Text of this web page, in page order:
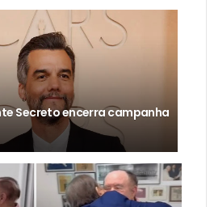
Secreto encerra campanha